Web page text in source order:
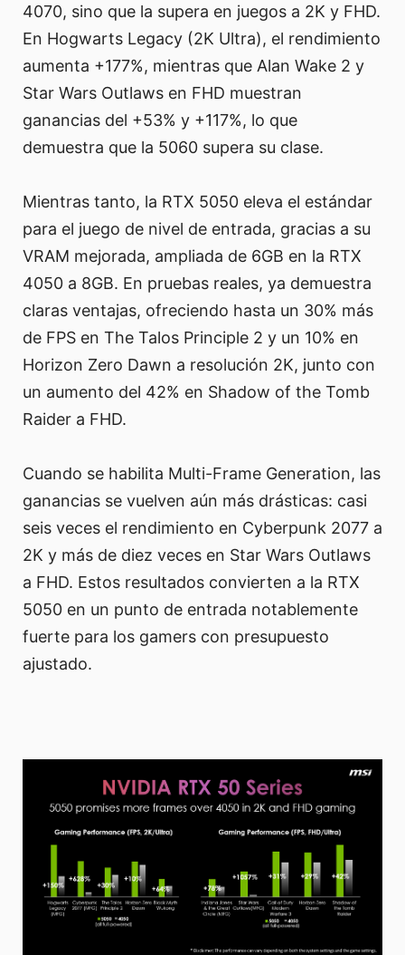
4070, sino que la supera en juegos a 2K y FHD.
En Hogwarts Legacy (2K Ultra), el rendimiento
aumenta +177%, mientras que Alan Wake 2 y
Star Wars Outlaws en FHD muestran
ganancias del +53% y +117%, lo que
demuestra que la 5060 supera su clase.
Mientras tanto, la RTX 5050 eleva el estándar
para el juego de nivel de entrada, gracias a su
VRAM mejorada, ampliada de 6GB en la RTX
4050 a 8GB. En pruebas reales, ya demuestra
claras ventajas, ofreciendo hasta un 30% más
de FPS en The Talos Principle 2 y un 10% en
Horizon Zero Dawn a resolución 2K, junto con
un aumento del 42% en Shadow of the Tomb
Raider a FHD.
Cuando se habilita Multi-Frame Generation, las
ganancias se vuelven aún más drásticas: casi
seis veces el rendimiento en Cyberpunk 2077 a
2K y más de diez veces en Star Wars Outlaws
a FHD. Estos resultados convierten a la RTX
5050 en un punto de entrada notablemente
fuerte para los gamers con presupuesto
ajustado.